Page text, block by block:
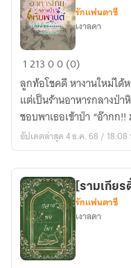
เป็น
พนักงาน
ร้าน
อาหาร
ไทย
กลาง
หิมพานต์
ไม่
ง่าย
เลย
สัก
นิด
รักแฟนตาซี
เงาลดา
121300 (0)
ลูกท้อโชคดี หางานใหม่ได้
แต่เป็นร้านอาหารกลางป่
อัปเดตล่าสุด 4 ธ.ค. 68 / 18:08
[รามเกีย
รักแฟนตาซี
เงาลดา